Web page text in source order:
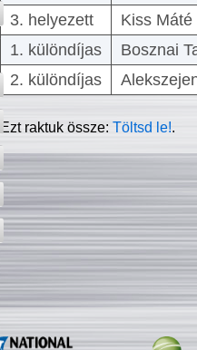
3. helyezett
Kiss
1. különdíjas
Bosznai
2. különdíjas
Ezt raktuk össze:Töltsd le!.